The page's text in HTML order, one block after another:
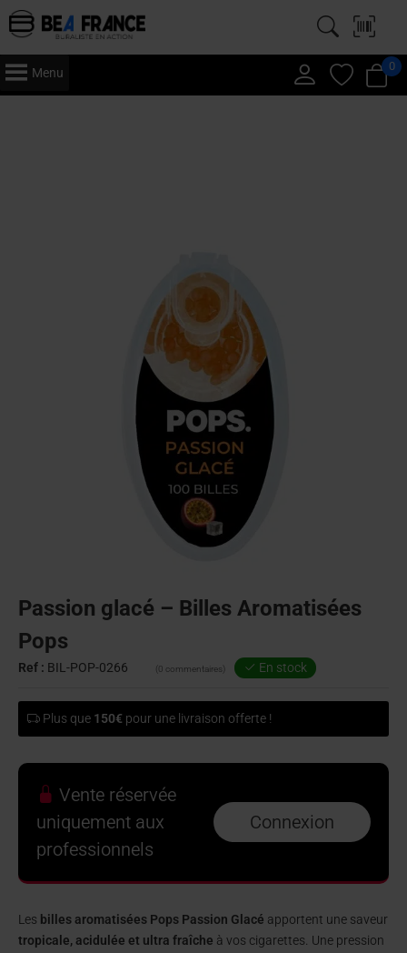
Menu 0
Passion glacé – Billes Aromatisées
Pops
Ref : BIL-POP-0266 (0 commentaires) En stock
Plus que 150€ pour une livraison offerte !
Vente réservée
uniquement aux
professionnels
Connexion
Les billes aromatisées Pops Passion Glacé apportent une saveur
tropicale, acidulée et ultra fraîche à vos cigarettes. Une pression